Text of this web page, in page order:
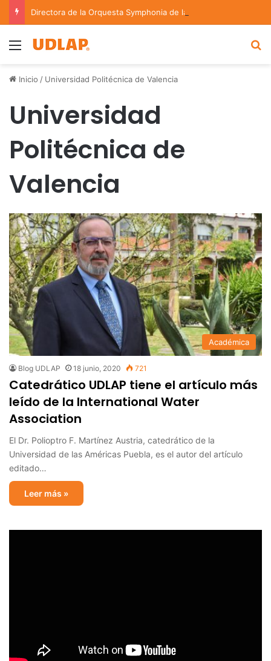
Menu
Inicio / Universidad Politécnica de Valencia
Universidad
Politécnica de
Valencia
Académica
Blog UDLAP 18 junio, 2020 721
Catedrático UDLAP tiene el artículo más
leído de la International Water
Association
El Dr. Polioptro F. Martínez Austria, catedrático de la
Universidad de las Américas Puebla, es el autor del artículo
editado…
Leer más »